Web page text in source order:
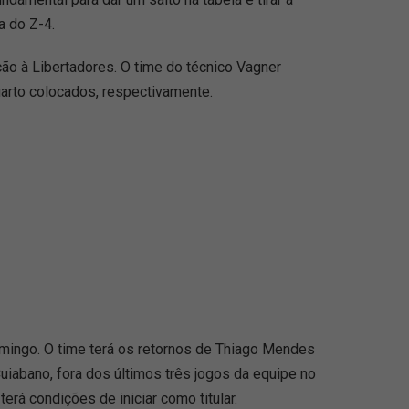
do Z-4.
à Libertadores. O time do técnico Vagner
colocados, respectivamente.
O time terá os retornos de Thiago Mendes
fora dos últimos três jogos da equipe no
condições de iniciar como titular.